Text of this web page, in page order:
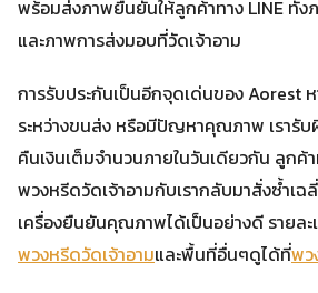
พร้อมส่งภาพยืนยันให้ลูกค้าทาง LINE ทั้
และภาพการส่งมอบที่วัดเจ้าอาม
การรับประกันเป็นอีกจุดเด่นของ Aorest
ระหว่างขนส่ง หรือมีปัญหาคุณภาพ เรารั
คืนเงินเต็มจำนวนภายในวันเดียวกัน ลูกค้
พวงหรีดวัดเจ้าอามกับเรากลับมาสั่งซ้ำเฉ
เครื่องยืนยันคุณภาพได้เป็นอย่างดี รายล
พวงหรีดวัดเจ้าอามและพื้นที่อื่นๆดูได้ที่พว